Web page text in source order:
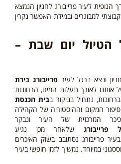
דרומה על כביש 500 בדרך הנופית לעיר פרייבורג לחניון הנמצא
למבוגרים ובמידת האפשר נקרין
הטיול יום שבת –
ונצא ברגל לעיר פרייבורג בירת
אותנו לאורך תעלות המים, הרחובות
נתחיל בביקור בבית הכנסת
המקום וההיסטוריה של הקהילה
המרכזית של העיר ונבקר
שלאחר מכן נגיע
פרייבורג נסתובב בשוק האיכרים
במיוחד. נמשיך לזמן חופשי בעיר